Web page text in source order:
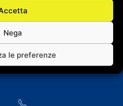
Nega
le preferenze